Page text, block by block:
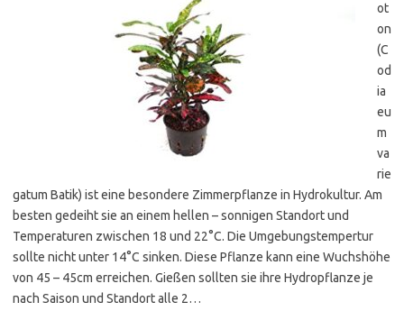
ot
on
(C
od
ia
eu
m
va
rie
gatum Batik) ist eine besondere Zimmerpflanze in Hydrokultur. Am
besten gedeiht sie an einem hellen – sonnigen Standort und
Temperaturen zwischen 18 und 22°C. Die Umgebungstempertur
sollte nicht unter 14°C sinken. Diese Pflanze kann eine Wuchshöhe
von 45 – 45cm erreichen. Gießen sollten sie ihre Hydropflanze je
nach Saison und Standort alle 2…